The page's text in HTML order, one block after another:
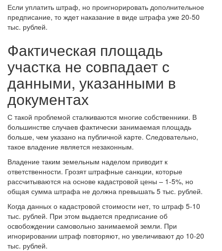
Если уплатить штраф, но проигнорировать дополнительное
предписание, то ждет наказание в виде штрафа уже 20-50
тыс. рублей.
Фактическая площадь
участка не совпадает с
данными, указанными в
документах
С такой проблемой сталкиваются многие собственники. В
большинстве случаев фактически занимаемая площадь
больше, чем указано на публичной карте. Следовательно,
такое владение является незаконным.
Владение таким земельным наделом приводит к
ответственности. Грозят штрафные санкции, которые
рассчитываются на основе кадастровой цены – 1-5%, но
общая сумма штрафа не должна превышать 5 тыс. рублей.
Когда данных о кадастровой стоимости нет, то штраф 5-10
тыс. рублей. При этом выдается предписание об
освобождении самовольно занимаемой земли. При
игнорировании штраф повторяют, но увеличивают до 10-20
тыс. рублей.